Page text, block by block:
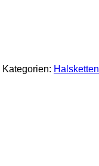
Kategorien: Halsketten